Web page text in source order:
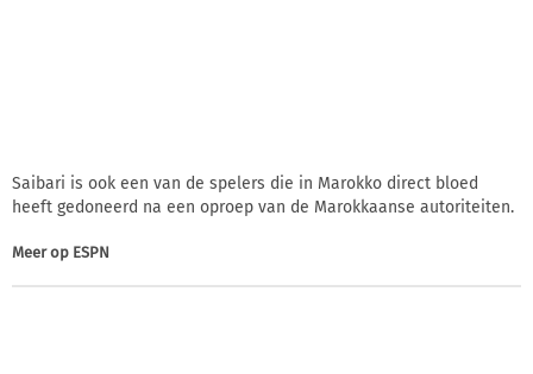
Saibari is ook een van de spelers die in Marokko direct bloed
heeft gedoneerd na een oproep van de Marokkaanse autoriteiten.
Meer op ESPN